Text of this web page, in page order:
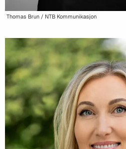
Thomas Brun / NTB Kommunikasjon